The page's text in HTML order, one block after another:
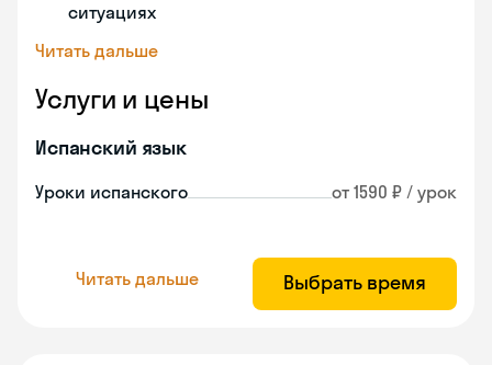
ситуациях
Читать дальше
Услуги и цены
Испанский язык
Уроки испанского от 1590 ₽ / урок
Читать дальше Выбрать время